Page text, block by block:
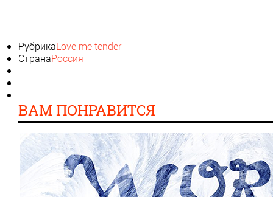
РубрикаLove me tender
СтранаРоссия
ВАМ ПОНРАВИТСЯ